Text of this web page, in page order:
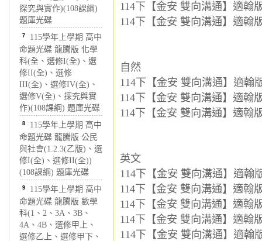
探究與實作)(108課綱)
題庫光碟
7 115學年上學期 高中
命題光碟 龍騰版 化學
科(全、選修I(全)、選
修II(全)、選修
III(全)、選修IV(全)、
選修V(全)、探究與實
作)(108課綱) 題庫光碟
8 115學年上學期 高中
命題光碟 龍騰版 公民
與社會(1.2.3(乙版)、選
修I(全)、選修II(全))
(108課綱) 題庫光碟
9 115學年上學期 高中
命題光碟 龍騰版 數學
科(1、2、3A、3B、
4A、4B、選修甲上、
選修乙上、選修甲下、
114下【金安 雙向溝通】適翰
114下【金安 雙向溝通】適翰
自然
114下【金安 雙向溝通】適翰
114下【金安 雙向溝通】適翰
114下【金安 雙向溝通】適翰
英文
114下【金安 雙向溝通】適翰
114下【金安 雙向溝通】適翰
114下【金安 雙向溝通】適翰
114下【金安 雙向溝通】適翰
114下【金安 雙向溝通】適翰